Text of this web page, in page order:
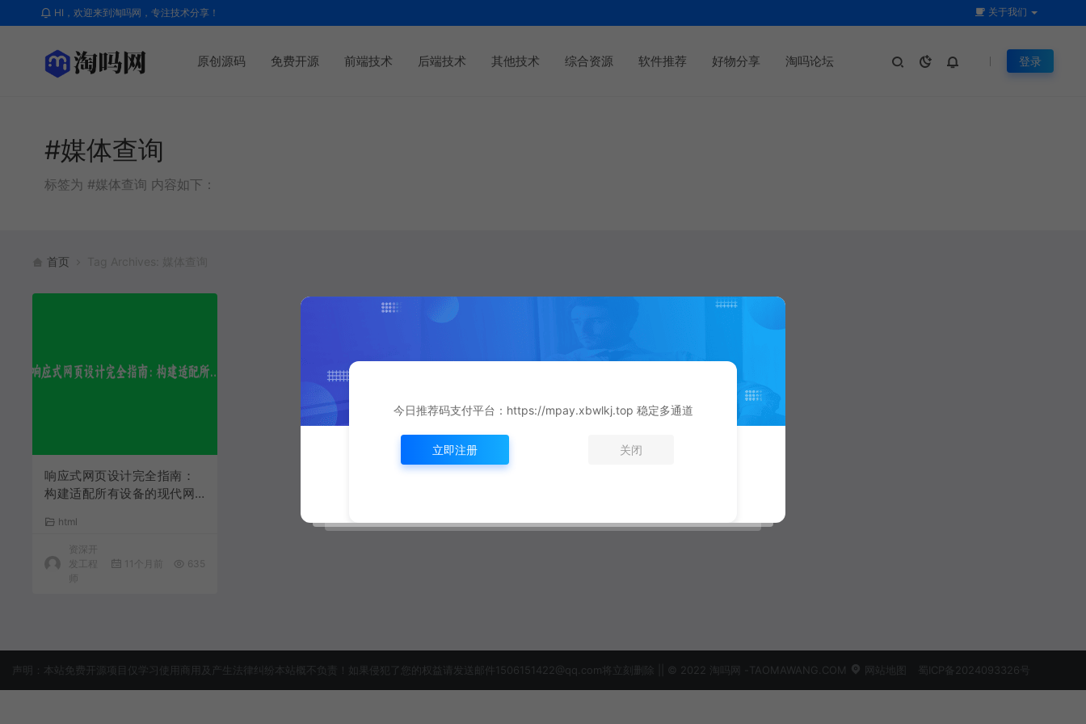
HI，欢迎来到淘吗网，专注技术分享！ 关于我们
原创源码 免费开源 前端技术 后端技术 其他技术 综合资源 软件推荐 好物分享 淘吗论坛 登录
#媒体查询
标签为 #媒体查询 内容如下：
首页
响应式网页设计完全指南：
构建适配所有设备的现代网
html
资深开
发工程
11个月前 635
声明：本站免费开源项目仅学习使用商用及产生法律纠纷本站概不负责！如果侵犯了您的权益请发送邮件1506151422@qq.com将立刻删除 || © 2022 淘吗网 -TAOMAWANG.COM 网站地图 蜀ICP备2024093326号
今日推荐码支付平台：https://mpay.xbwlkj.top 稳定多通道
立即注册 关闭